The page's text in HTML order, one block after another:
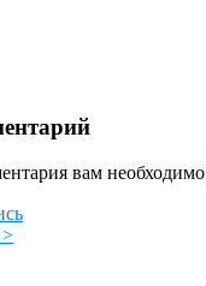
вам необходимо